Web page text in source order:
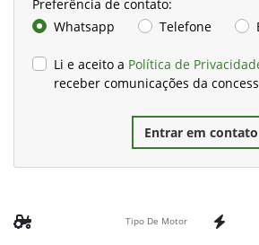
Preferência de contato:
Whatsapp
Telefone
Li e aceito a Política de
receber comunicações da
Entrar em contato
Tipo De Motor